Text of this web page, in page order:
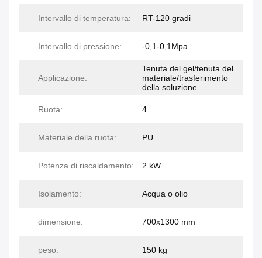
Intervallo di temperatura: RT-120 gradi
Intervallo di pressione: -0,1-0,1Mpa
Applicazione:
Tenuta del gel/tenuta del
materiale/trasferimento
della soluzione
Ruota: 4
Materiale della ruota: PU
Potenza di riscaldamento: 2 kW
Isolamento: Acqua o olio
dimensione: 700x1300 mm
peso: 150 kg